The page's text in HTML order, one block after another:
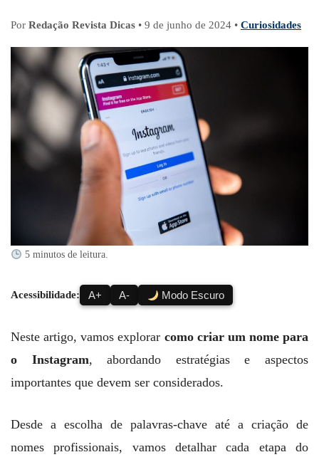
Por Redação Revista Dicas • 9 de junho de 2024 • Curiosidades
5 minutos de leitura.
Acessibilidade: A+ A- Modo Escuro
Neste artigo, vamos explorar como criar um nome para
o Instagram, abordando estratégias e aspectos
importantes que devem ser considerados.
Desde a escolha de palavras-chave até a criação de
nomes profissionais, vamos detalhar cada etapa do